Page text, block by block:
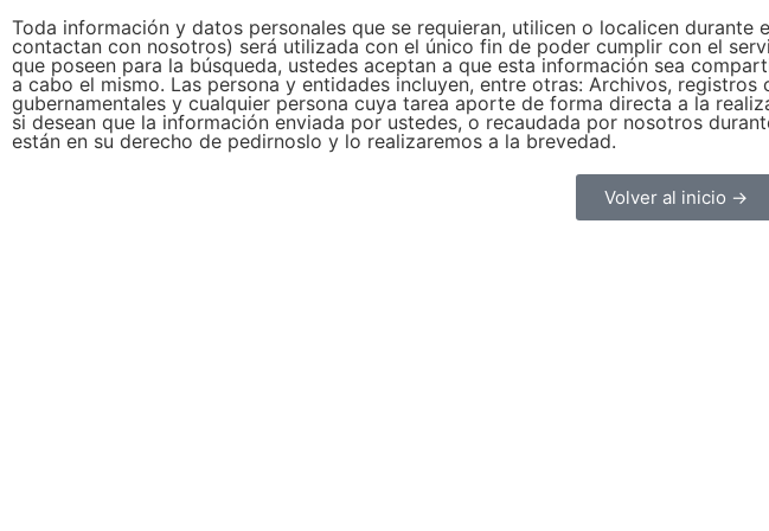
Toda información y datos personales que se requieran, utilicen o localicen
contactan con nosotros) será utilizada con el único fin de poder cumplir con el
que poseen para la búsqueda, ustedes aceptan a que esta información sea
a cabo el mismo. Las persona y entidades incluyen, entre otras: Archivos,
gubernamentales y cualquier persona cuya tarea aporte de forma directa a la
si desean que la información enviada por ustedes, o recaudada por nosotros
están en su derecho de pedirnoslo y lo realizaremos a la brevedad.
Volver al inicio →